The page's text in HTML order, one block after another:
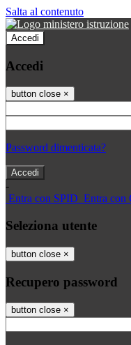
Salta al contenuto
Accedi
Accedi
button close ×
Password dimenticata?
-
Entra con SPID Entra con
Seleziona utente
button close ×
Recupero password
button close ×